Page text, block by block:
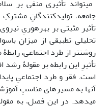
تأثیر مثبتی بر بهره­وریِ
تحلیلی تطبیقی از میزانِ
روشن­تر از طرد اجتماعی،
تأثیرِ این رابطه بر مقولۀ
است. فقر و طرد اجتماعیِ
آن­ها به مسیرهای مناسبِ
می­دهد. در این فصل، به